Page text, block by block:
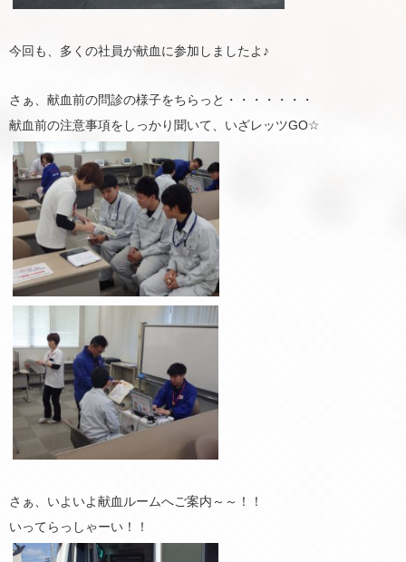
今回も、多くの社員が献血に参加しましたよ♪
さぁ、献血前の問診の様子をちらっと・・・・・・・
献血前の注意事項をしっかり聞いて、いざレッツGO☆
さぁ、いよいよ献血ルームへご案内～～！！
いってらっしゃーい！！